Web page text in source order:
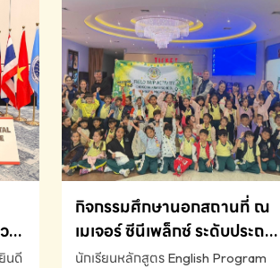
นดี
กิจกรรมศึกษานอกสถานที่ ณ
เมเจอร์ ซีนีเพล็กซ์ ระดับประถม
ศึกษา (EP.1-6)
นักเรียนหลักสูตร English Program